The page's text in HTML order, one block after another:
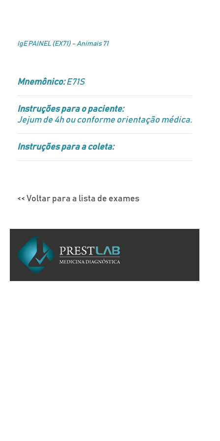
IgE PAINEL (EX71) – Animais 71
Mnemônico:E71S
Instruções para o paciente:
Jejum de 4h ou conforme orientação médica.
Instruções para a coleta:
<< Voltar para a lista de exames